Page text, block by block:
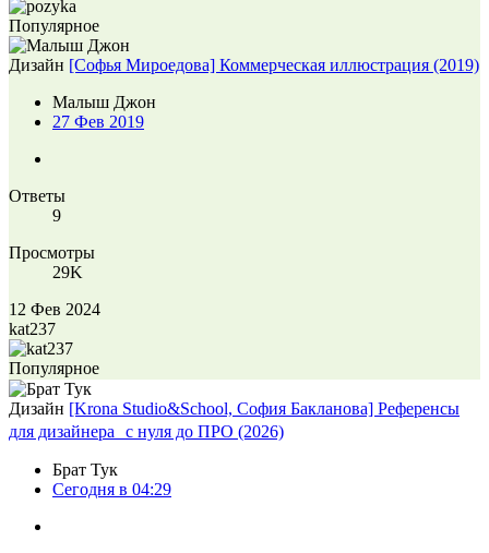
Популярное
Дизайн [Софья Мироедова] Коммерческая иллюстрация (2019)
Малыш Джон
27 Фев 2019
Ответы
9
Просмотры
29K
12 Фев 2024
kat237
Популярное
Дизайн [Krona Studio&School, София Бакланова] Референсы
для дизайнера с нуля до ПРО (2026)
Брат Тук
Сегодня в 04:29